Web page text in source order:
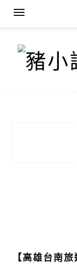
【高雄台南